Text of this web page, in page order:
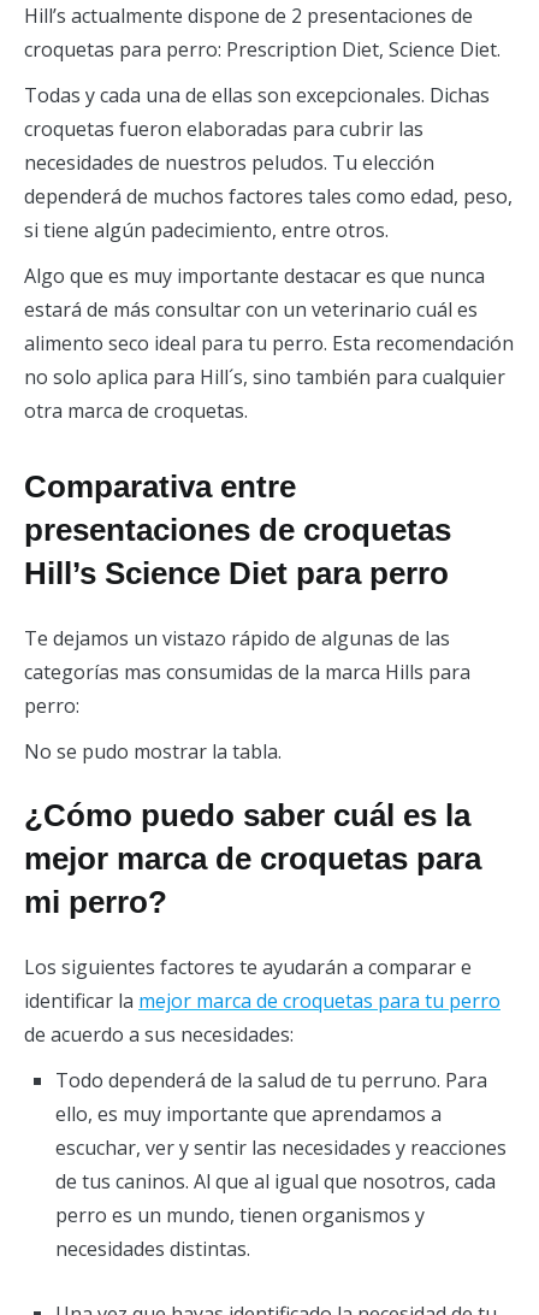
Hill’s actualmente dispone de 2 presentaciones de
croquetas para perro: Prescription Diet, Science Diet.
Todas y cada una de ellas son excepcionales. Dichas
croquetas fueron elaboradas para cubrir las
necesidades de nuestros peludos. Tu elección
dependerá de muchos factores tales como edad, peso,
si tiene algún padecimiento, entre otros.
Algo que es muy importante destacar es que nunca
estará de más consultar con un veterinario cuál es
alimento seco ideal para tu perro. Esta recomendación
no solo aplica para Hill´s, sino también para cualquier
otra marca de croquetas.
Comparativa entre
presentaciones de croquetas
Hill’s Science Diet para perro
Te dejamos un vistazo rápido de algunas de las
categorías mas consumidas de la marca Hills para
perro:
No se pudo mostrar la tabla.
¿Cómo puedo saber cuál es la
mejor marca de croquetas para
mi perro?
Los siguientes factores te ayudarán a comparar e
identificar la mejor marca de croquetas para tu perro
de acuerdo a sus necesidades:
Todo dependerá de la salud de tu perruno. Para
ello, es muy importante que aprendamos a
escuchar, ver y sentir las necesidades y reacciones
de tus caninos. Al que al igual que nosotros, cada
perro es un mundo, tienen organismos y
necesidades distintas.